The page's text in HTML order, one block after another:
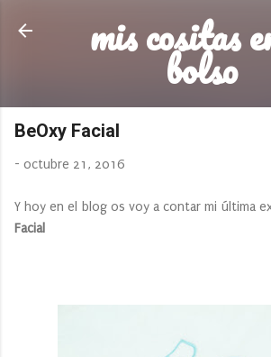
Ir al contenido principal
mis cositas
bolso
BeOxy Facial
- octubre 21, 2016
Y hoy en el blog os voy a contar mi última
Facial